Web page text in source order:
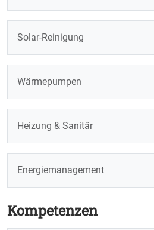
Solar-Reinigung
Wärmepumpen
Heizung & Sanitär
Energiemanagement
Kompetenzen